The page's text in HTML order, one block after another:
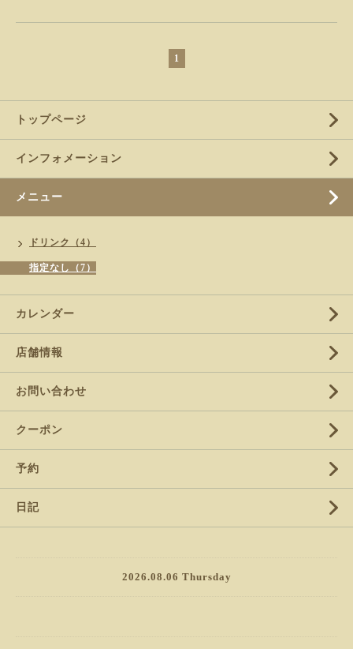
1
トップページ
インフォメーション
メニュー
ドリンク（4）
指定なし（7）
カレンダー
店舗情報
お問い合わせ
クーポン
予約
日記
2026.08.06 Thursday